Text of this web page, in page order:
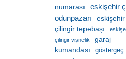
numarası
eskişehir
odunpazarı
eskişehir
çilingir tepebaşı
çilingir vişnelik
garaj
kumandası
göstergeç